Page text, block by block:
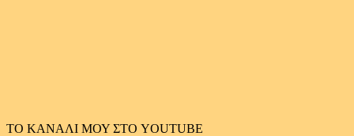
ΤΟ ΚΑΝΑΛΙ ΜΟΥ ΣΤΟ YOUTUBE